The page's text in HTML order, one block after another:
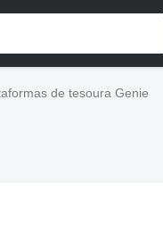
de tesoura Genie